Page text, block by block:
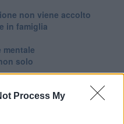
Process My
non viene accolto
in famiglia
solo